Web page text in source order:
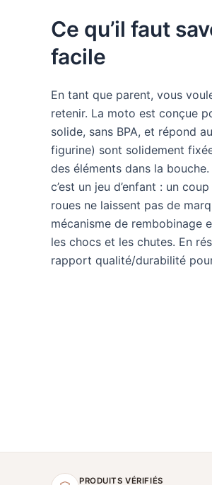
Ce qu’il faut
facile
En tant que parent, vous
retenir. La moto est conçue
solide, sans BPA, et répond
figurine) sont solidement
des éléments dans la
c’est un jeu d’enfant : un
roues ne laissent pas de
mécanisme de rembobinage
les chocs et les chutes. En
rapport qualité/durabilité
PRODUITS VÉRIFIÉS